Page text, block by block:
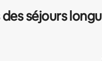
séjours